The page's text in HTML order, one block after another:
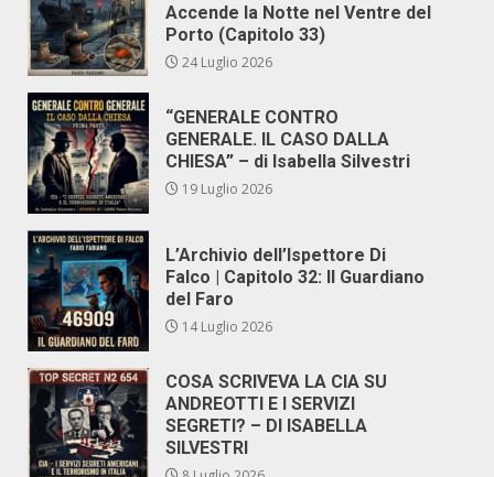
Accende la Notte nel Ventre del
Porto (Capitolo 33)
24 Luglio 2026
“GENERALE CONTRO
GENERALE. IL CASO DALLA
CHIESA” – di Isabella Silvestri
19 Luglio 2026
L’Archivio dell’Ispettore Di
Falco | Capitolo 32: Il Guardiano
del Faro
14 Luglio 2026
COSA SCRIVEVA LA CIA SU
ANDREOTTI E I SERVIZI
SEGRETI? – DI ISABELLA
SILVESTRI